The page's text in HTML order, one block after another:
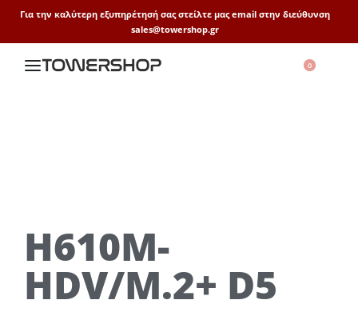
Για την καλύτερη εξυπηρέτησή σας στείλτε μας email στην διεύθυνση
sales@towershop.gr
0
H610M-
HDV/M.2+ D5